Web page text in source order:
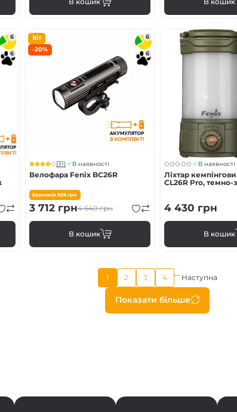
6
6
Хіт
-20%
6
6
(31) В наявності
Велофара Fenix BC26R
Економія928 грн
4 640грн
3 712грн
В кошик
В наявності
Ліхтар
CL26R Pro, темно-
4 430 грн
В кошик
Розбивка
на
сторінки
Показати більше
Поточна
сторінка
1
Page
2
Page
3
Page
4 …
Наступна
сторінка
Наступна